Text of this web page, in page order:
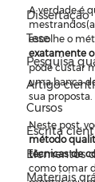
Dissertação
Tese
Pesquisa
Artigo
Cursos
Escrita
Elementos
Materiais
A verdade é
escolhe o
exatamente
pode custar
uma banca
sua proposta.
Neste post,
método
técnicas de
como tomar